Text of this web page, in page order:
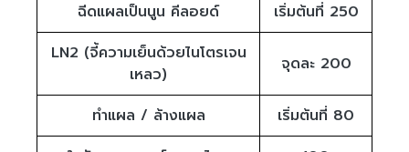
ฉีดแผลเป็นนูน คีลอยด์
เริ่มต้นที่ 250
LN2 (จี้ความเย็นด้วยไนโตรเจน
เหลว)
จุดละ 200
ทำแผล / ล้างแผล
เริ่มต้นที่ 80